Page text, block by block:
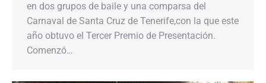
en dos grupos de baile y una comparsa del
Carnaval de Santa Cruz de Tenerife,con la que este
año obtuvo el Tercer Premio de Presentación.
Comenzó…